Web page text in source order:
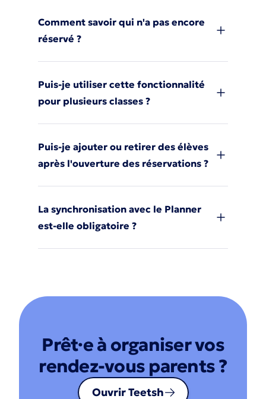
Comment savoir qui n'a pas encore
réservé ?
Puis-je utiliser cette fonctionnalité
pour plusieurs classes ?
Puis-je ajouter ou retirer des élèves
après l'ouverture des réservations ?
La synchronisation avec le Planner
est-elle obligatoire ?
Prêt·e à organiser vos
rendez-vous parents ?
Ouvrir Teetsh